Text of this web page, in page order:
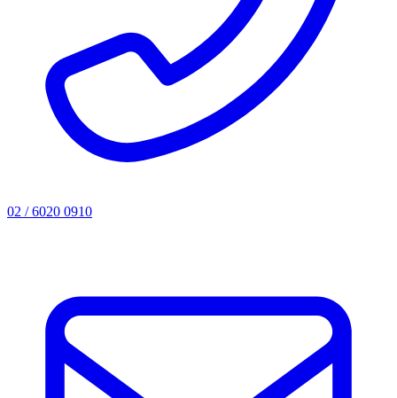
02 / 6020 0910